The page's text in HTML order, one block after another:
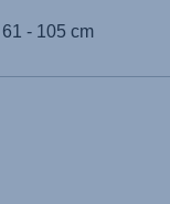
61 - 105 cm